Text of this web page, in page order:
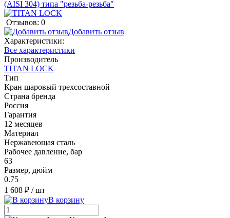
Отзывов: 0
Добавить отзыв
Характеристики:
Все характеристики
Производитель
TITAN LOCK
Тип
Кран шаровый трехсоставной
Страна бренда
Россия
Гарантия
12 месяцев
Материал
Нержавеющая сталь
Рабочее давление, бар
63
Размер, дюйм
0.75
1 608 ₽ / шт
В корзину